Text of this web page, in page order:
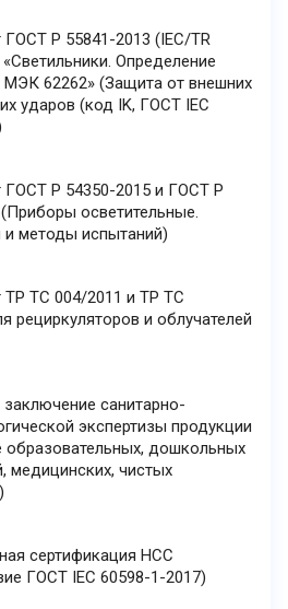
ГОСТ Р 55841-2013 (IEC/TR
Определение
МЭК 62262» (Защита от внешних
ударов (код IK, ГОСТ IEC
ГОСТ Р 54350-2015 и ГОСТ Р
осветительные.
и методы испытаний)
ТР ТС 004/2011 и ТР ТС
рециркуляторов и облучателей
заключение санитарно-
экспертизы продукции
дошкольных
медицинских, чистых
сертификация НСС
ГОСТ IEC 60598-1-2017)